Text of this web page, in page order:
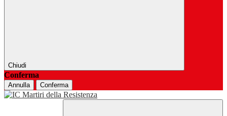
Chiudi
Conferma
Annulla Conferma